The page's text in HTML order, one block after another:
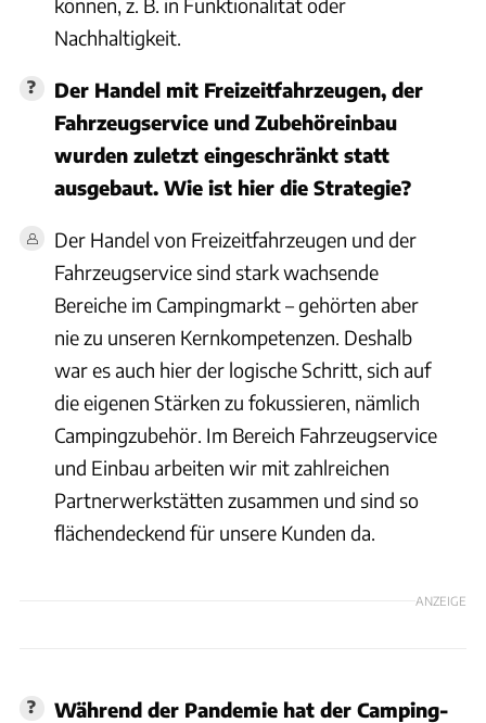
Nachhaltigkeit.
Der Handel mit Freizeitfahrzeugen, der
Fahrzeugservice und Zubehöreinbau
wurden zuletzt eingeschränkt statt
ausgebaut. Wie ist hier die Strategie?
Der Handel von Freizeitfahrzeugen und der
Fahrzeugservice sind stark wachsende
Bereiche im Campingmarkt – gehörten aber
nie zu unseren Kernkompetenzen. Deshalb
war es auch hier der logische Schritt, sich auf
die eigenen Stärken zu fokussieren, nämlich
Campingzubehör. Im Bereich Fahrzeugservice
und Einbau arbeiten wir mit zahlreichen
Partnerwerkstätten zusammen und sind so
flächendeckend für unsere Kunden da.
ANZEIGE
Während der Pandemie hat der Camping-